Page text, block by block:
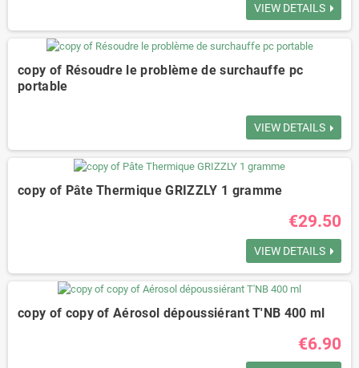
VIEW DETAILS
copy of Résoudre le problème de surchauffe pc
portable
VIEW DETAILS
copy of Pâte Thermique GRIZZLY 1 gramme
€29.50
VIEW DETAILS
copy of copy of Aérosol dépoussiérant T'NB 400 ml
€6.90